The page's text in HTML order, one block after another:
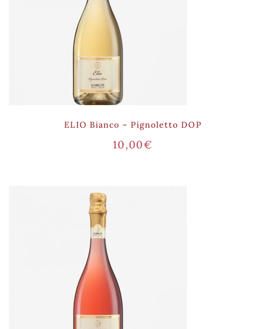
ELIO Bianco – Pignoletto DOP
10,00€